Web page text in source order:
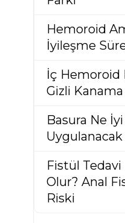
Hemoroid
İyileşme
İç Hemoroid
Gizli
Basura Ne
Fistül
Olur? Anal
Riski